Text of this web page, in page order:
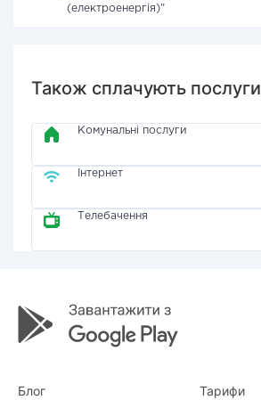
(електроенергія)"
Також сплачують послуги
Комунальні послуги
Інтернет
Телебачення
Блог Тарифи